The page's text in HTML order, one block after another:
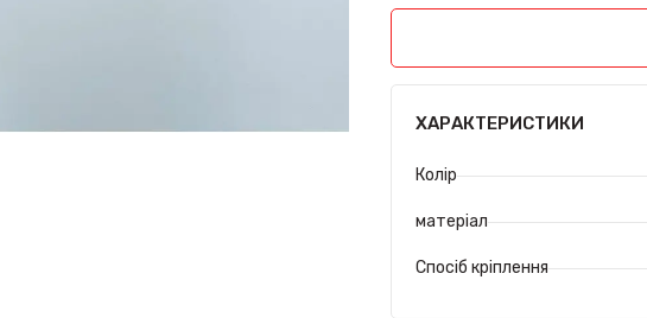
ХАРАКТЕРИСТИКИ
Колір
матеріал
Спосіб кріплення